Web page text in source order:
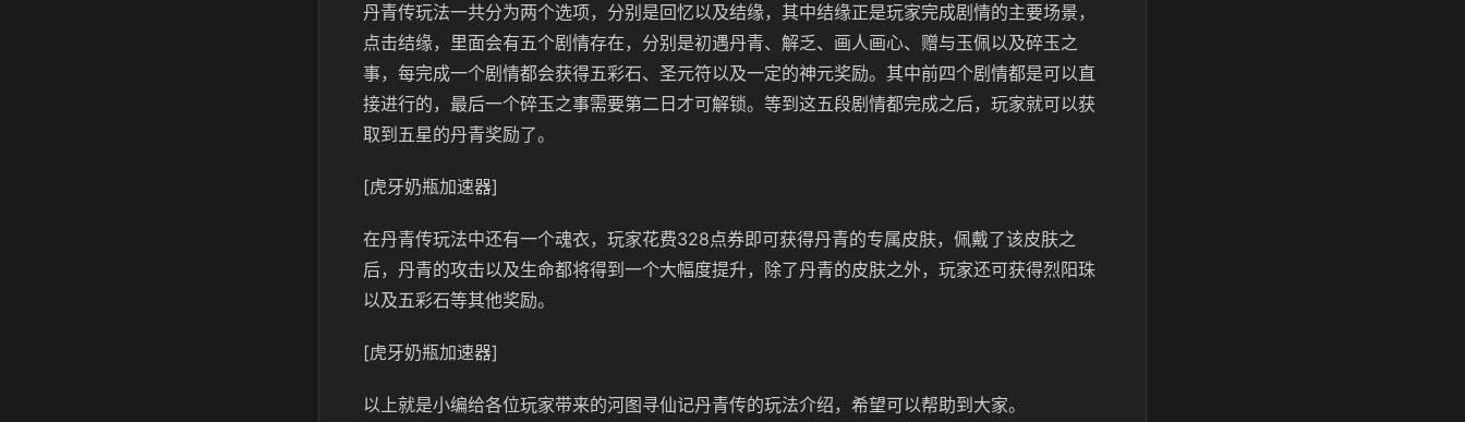
丹青传玩法一共分为两个选项，分别是回忆以及结缘，其中结缘正是玩家完成剧情的主要场景，
点击结缘，里面会有五个剧情存在，分别是初遇丹青、解乏、画人画心、赠与玉佩以及碎玉之
事，每完成一个剧情都会获得五彩石、圣元符以及一定的神元奖励。其中前四个剧情都是可以直
接进行的，最后一个碎玉之事需要第二日才可解锁。等到这五段剧情都完成之后，玩家就可以获
取到五星的丹青奖励了。
[虎牙奶瓶加速器]
在丹青传玩法中还有一个魂衣，玩家花费328点券即可获得丹青的专属皮肤，佩戴了该皮肤之
后，丹青的攻击以及生命都将得到一个大幅度提升，除了丹青的皮肤之外，玩家还可获得烈阳珠
以及五彩石等其他奖励。
[虎牙奶瓶加速器]
以上就是小编给各位玩家带来的河图寻仙记丹青传的玩法介绍，希望可以帮助到大家。